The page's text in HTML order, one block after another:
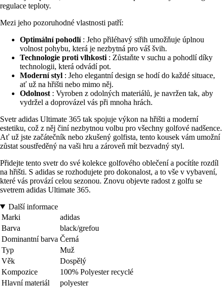
regulace teploty.
Mezi jeho pozoruhodné vlastnosti patří:
Optimální pohodlí: Jeho přiléhavý střih umožňuje úplnou
volnost pohybu, která je nezbytná pro váš švih.
Technologie proti vlhkosti : Zůstaňte v suchu a pohodlí díky
technologii, která odvádí pot.
Moderní styl : Jeho elegantní design se hodí do každé situace,
ať už na hřišti nebo mimo něj.
Odolnost : Vyroben z odolných materiálů, je navržen tak, aby
vydržel a doprovázel vás při mnoha hrách.
Svetr adidas Ultimate 365 tak spojuje výkon na hřišti a moderní
estetiku, což z něj činí nezbytnou volbu pro všechny golfové nadšence.
Ať už jste začátečník nebo zkušený golfista, tento kousek vám umožní
zůstat soustředěný na vaši hru a zároveň mít bezvadný styl.
Přidejte tento svetr do své kolekce golfového oblečení a pocítíte rozdíl
na hřišti. S adidas se rozhodujete pro dokonalost, a to vše v vybavení,
které vás provází celou sezonou. Znovu objevte radost z golfu se
svetrem adidas Ultimate 365.
Další informace
Marki
adidas
Barva
black/grefou
Dominantní barva Černá
Typ
Muž
Věk
Dospělý
Kompozice
100% Polyester recyclé
Hlavní materiál
polyester